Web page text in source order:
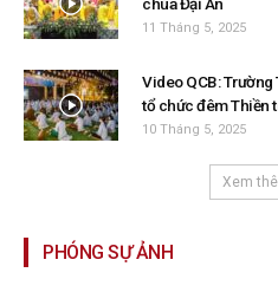
chùa Đại An
11 Tháng 5, 2025
Video QCB:
tổ chức đêm Thiền
10 Tháng 5, 2025
Xem
PHÓNG SỰ ẢNH